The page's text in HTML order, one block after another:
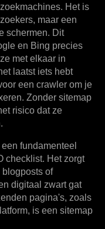
Het is
maar een
schermen. Dit
en Bing precies
met elkaar in
laatst iets hebt
een crawler om je
Zonder sitemap
risico dat ze
fundamenteel
checklist. Het zorgt
of
digitaal zwart gat
pagina's, zoals
is een sitemap